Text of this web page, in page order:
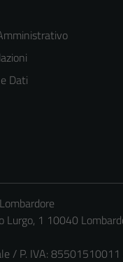
Dati
Lurgo, 1 10040
/ P. IVA: